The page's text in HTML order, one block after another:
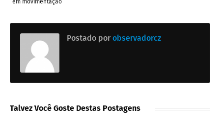
em movimentação
Postado por observadorcz
Talvez Você Goste Destas Postagens